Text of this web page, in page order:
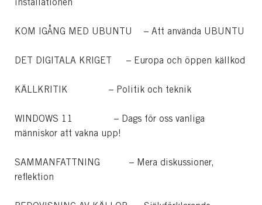
KOM IGÅNG MED UBUNTU – Att använda UBUNTU
DET DIGITALA KRIGET – Europa och öppen källkod
KÄLLKRITIK – Politik och teknik
WINDOWS 11 – Dags för oss vanliga
människor att vakna upp!
SAMMANFATTNING – Mera diskussioner,
reflektion